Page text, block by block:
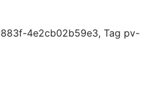
4e2cb02b59e3, Tag pv-